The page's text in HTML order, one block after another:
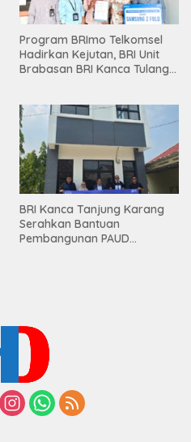
Program BRImo Telkomsel
Hadirkan Kejutan, BRI Unit
Brabasan BRI Kanca Tulang
Mesuji
BRI Kanca Tanjung Karang
Serahkan Bantuan
Pembangunan PAUD